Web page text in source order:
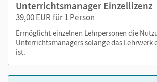
Grafiken
Kopiervorlagen
editierbare Kopiervorlagen
editierbare
Unterrichtsmanager Einzellizenz
39,00 EUR für 1 Person
Ermöglicht einzelnen Lehrpersonen die
Unterrichtsmanagers solange das Lehrwerk
ist.